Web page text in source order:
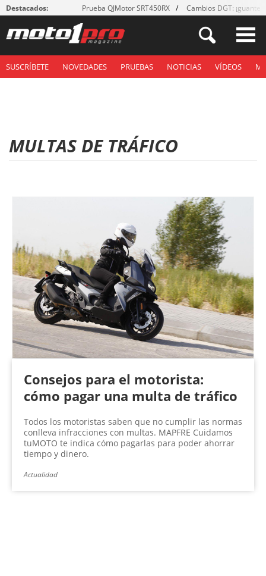
Destacados: Prueba QJMotor SRT450RX Cambios DGT: ¡guantes!
SUSCRÍBETE NOVEDADES PRUEBAS NOTICIAS VÍDEOS
MULTAS DE TRÁFICO
Consejos para el motorista:
cómo pagar una multa de tráfico
Todos los motoristas saben que no cumplir las normas
conlleva infracciones con multas. MAPFRE Cuidamos
tuMOTO te indica cómo pagarlas para poder ahorrar
tiempo y dinero.
Actualidad